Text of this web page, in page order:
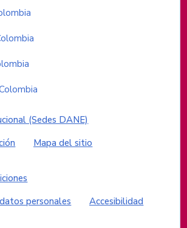
(Sedes DANE)
Mapa del sitio
sitio
personales
Accesibilidad